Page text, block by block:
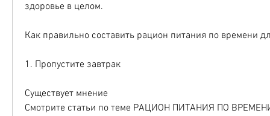
здоровье в целом.
Как правильно составить рацион питания по времени
1. Пропустите завтрак
Существует мнение
Смотрите статьи по теме РАЦИОН ПИТАНИЯ ПО